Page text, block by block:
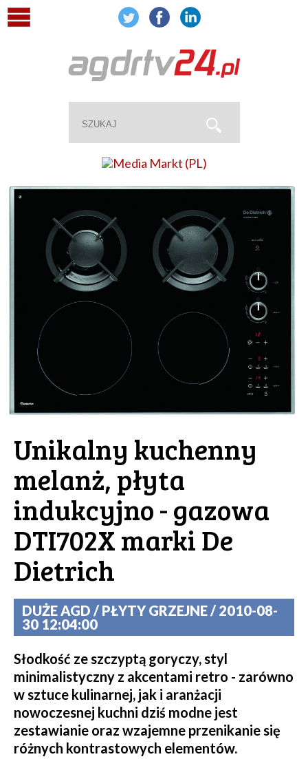
Unikalny kuchenny
melanż, płyta
indukcyjno - gazowa
DTI702X marki De
Dietrich
DUŻE AGD / PŁYTY GRZEJNE / 2010-08-
30 12:04:00
Słodkość ze szczyptą goryczy, styl
minimalistyczny z akcentami retro - zarówno
w sztuce kulinarnej, jak i aranżacji
nowoczesnej kuchni dziś modne jest
zestawianie oraz wzajemne przenikanie się
różnych kontrastowych elementów.